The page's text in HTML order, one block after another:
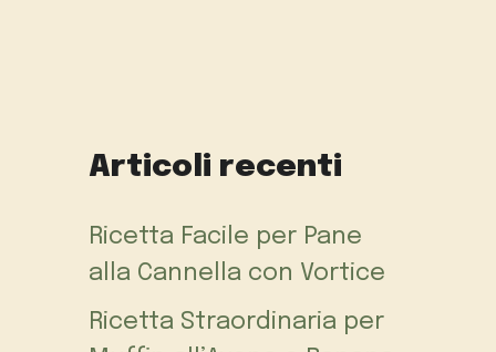
Articoli recenti
Ricetta Facile per Pane
alla Cannella con Vortice
Ricetta Straordinaria per